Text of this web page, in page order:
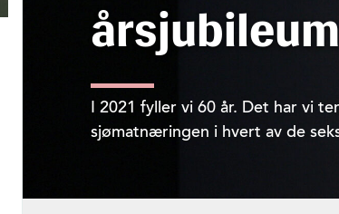
årsjubileum
I 2021 fyller vi 60 år. Det har vi
sjømatnæringen i hvert av de